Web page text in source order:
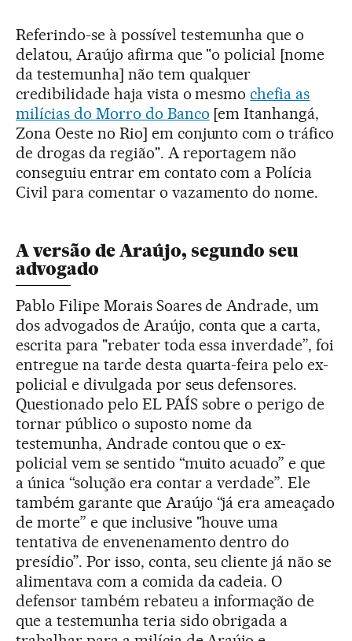
Referindo-se à possível testemunha que o
delatou, Araújo afirma que "o policial [nome
da testemunha] não tem qualquer
credibilidade haja vista o mesmochefia as
milícias do Morro do Banco [em Itanhangá,
Zona Oeste no Rio] em conjunto com o tráfico
de drogas da região". A reportagem não
conseguiu entrar em contato com a Polícia
Civil para comentar o vazamento do nome.
A versão de Araújo, segundo seu
advogado
Pablo Filipe Morais Soares de Andrade, um
dos advogados de Araújo, conta que a carta,
escrita para "rebater toda essa inverdade”, foi
entregue na tarde desta quarta-feira pelo ex-
policial e divulgada por seus defensores.
Questionado pelo EL PAÍS sobre o perigo de
tornar público o suposto nome da
testemunha, Andrade contou que o ex-
policial vem se sentido “muito acuado” e que
a única “solução era contar a verdade”. Ele
também garante que Araújo “já era ameaçado
de morte” e que inclusive "houve uma
tentativa de envenenamento dentro do
presídio”. Por isso, conta, seu cliente já não se
alimentava com a comida da cadeia. O
defensor também rebateu a informação de
que a testemunha teria sido obrigada a